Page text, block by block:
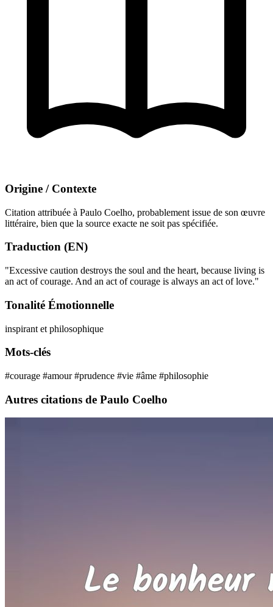
Origine / Contexte
Citation attribuée à Paulo Coelho, probablement issue de son œuvre
littéraire, bien que la source exacte ne soit pas spécifiée.
Traduction (EN)
"Excessive caution destroys the soul and the heart, because living is
an act of courage. And an act of courage is always an act of love."
Tonalité Émotionnelle
inspirant et philosophique
Mots-clés
#courage #amour#prudence #vie #âme #philosophie
Autres citations de Paulo Coelho